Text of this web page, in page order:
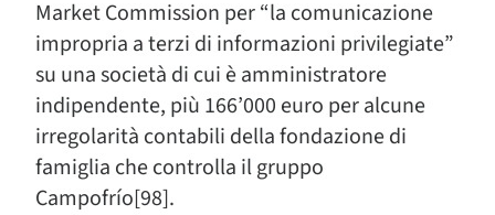
Market Commission per “la comunicazione
impropria a terzi di informazioni privilegiate”
su una società di cui è amministratore
indipendente, più 166’000 euro per alcune
irregolarità contabili della fondazione di
famiglia che controlla il gruppo
Campofrío[98].